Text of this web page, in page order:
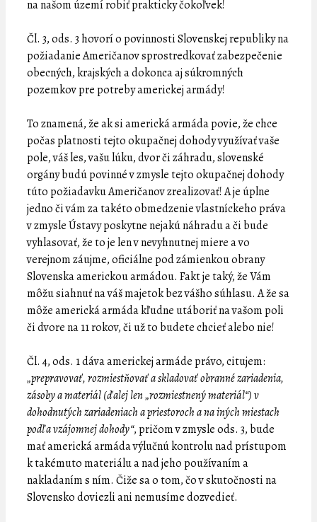
na našom území robiť prakticky čokoľvek!
Čl. 3, ods. 3 hovorí o povinnosti Slovenskej republiky na
požiadanie Američanov sprostredkovať zabezpečenie
obecných, krajských a dokonca aj súkromných
pozemkov pre potreby americkej armády!
To znamená, že ak si americká armáda povie, že chce
počas platnosti tejto okupačnej dohody využívať vaše
pole, váš les, vašu lúku, dvor či záhradu, slovenské
orgány budú povinné v zmysle tejto okupačnej dohody
túto požiadavku Američanov zrealizovať! A je úplne
jedno či vám za takéto obmedzenie vlastníckeho práva
v zmysle Ústavy poskytne nejakú náhradu a či bude
vyhlasovať, že to je len v nevyhnutnej miere a vo
verejnom záujme, oficiálne pod zámienkou obrany
Slovenska americkou armádou. Fakt je taký, že Vám
môžu siahnuť na váš majetok bez vášho súhlasu. A že sa
môže americká armáda kľudne utáboriť na vašom poli
či dvore na 11 rokov, či už to budete chcieť alebo nie!
Čl. 4, ods. 1 dáva americkej armáde právo, citujem:
„prepravovať, rozmiestňovať a skladovať obranné zariadenia,
zásoby a materiál (ďalej len „rozmiestnený materiál“) v
dohodnutých zariadeniach a priestoroch a na iných miestach
podľa vzájomnej dohody“, pričom v zmysle ods. 3, bude
mať americká armáda výlučnú kontrolu nad prístupom
k takémuto materiálu a nad jeho používaním a
nakladaním s ním. Čiže sa o tom, čo v skutočnosti na
Slovensko doviezli ani nemusíme dozvedieť.